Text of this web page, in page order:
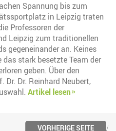
Spannung bis zum
in Leipzig traten
Professoren der
Leipzig zum traditionellen
gegeneinander an. Keines
stark besetzte Team der
geben. Über den
Dr. Dr. Reinhard Neubert,
Artikel lesen
VORHERIGE SEITE